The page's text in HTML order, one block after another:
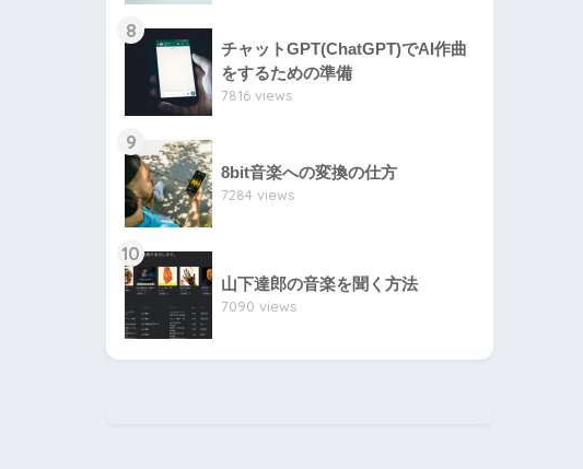
8
チャットGPT(ChatGPT)でAI作曲
をするための準備
7816 views
9
8bit音楽への変換の仕方
7284 views
10
山下達郎の音楽を聞く方法
7090 views